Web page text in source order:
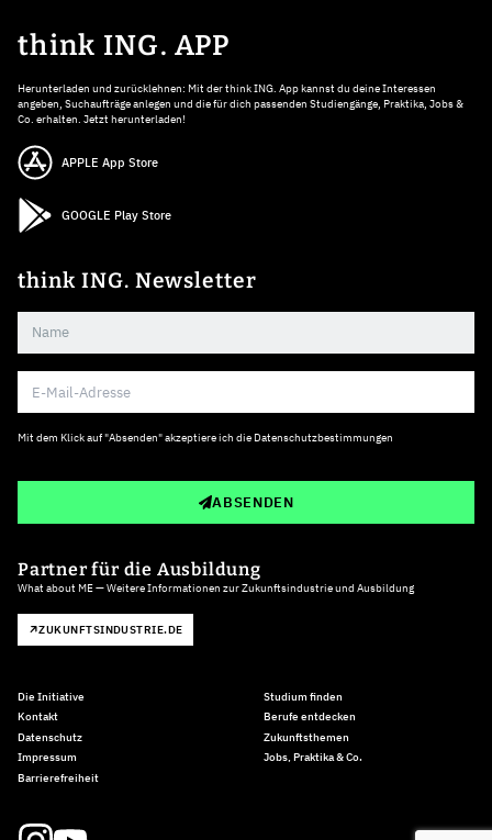
think ING. APP
Herunterladen und zurücklehnen: Mit der think ING. App kannst du deine Interessen
angeben, Suchaufträge anlegen und die für dich passenden Studiengänge, Praktika, Jobs &
Co. erhalten. Jetzt herunterladen!
APPLE App Store
GOOGLE Play Store
think ING. Newsletter
Mit dem Klick auf "Absenden" akzeptiere ich die Datenschutzbestimmungen
ABSENDEN
Partner für die Ausbildung
What about ME — Weitere Informationen zur Zukunftsindustrie und Ausbildung
ZUKUNFTSINDUSTRIE.DE
Die Initiative
Kontakt
Datenschutz
Impressum
Barrierefreiheit
Studium finden
Berufe entdecken
Zukunftsthemen
Jobs, Praktika & Co.